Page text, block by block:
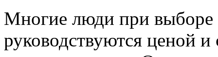
Многие люди при выборе
руководствуются ценой